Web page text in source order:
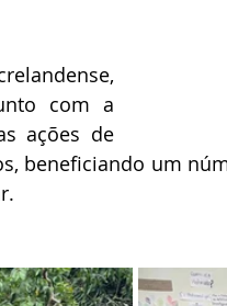
com a
ações de
beneficiando um